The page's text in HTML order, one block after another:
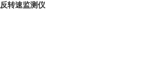
转速监测仪